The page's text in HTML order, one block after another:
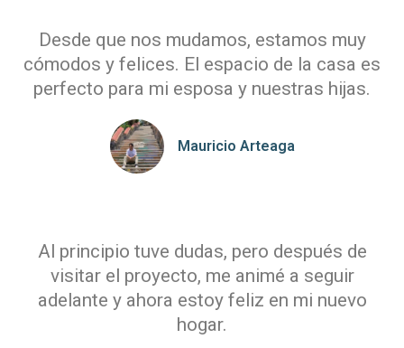
Desde que nos mudamos, estamos muy
cómodos y felices. El espacio de la casa es
perfecto para mi esposa y nuestras hijas.
Mauricio Arteaga
Al principio tuve dudas, pero después de
visitar el proyecto, me animé a seguir
adelante y ahora estoy feliz en mi nuevo
hogar.